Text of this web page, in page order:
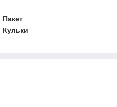
Пакет
Кульки